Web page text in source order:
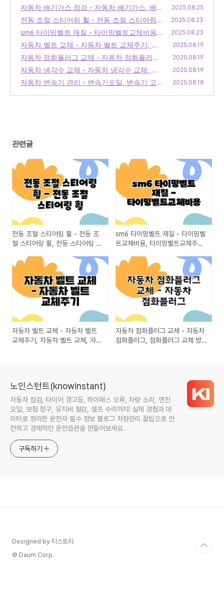
하체 소음, 자동차 쇳소리
(0)
자동차 배기가스 점검 - 자동차 배기가스, 배기
가스 점검, 배기가스 기준, 환경규제, 자동차
검사
(0)
2025.08.25
전동 조절 스티어링 휠 - 전동 조절 스티어링
휠, 전동 스티어링 휠 장점, 차량 스티어링 휠
조절, 커스터마이즈 스티어링 휠, 드라이빙 편
의성
2025.08.23
sm6 타이밍벨트 재질 - 타이밍벨트교체비용,
타이밍벨트교체주기, 타이밍벨트 겉벨트
2025.08.23
자동차 벨트 교체 - 자동차 벨트 교체주기, 자
동차 벨트 교체, 자동차 벨트 교체 비용
(0)
2025.08.19
자동차 점화플러그 교체 - 자동차 점화플러그,
점화플러그 교체 방법, 점화플러그 교체 주기,
자동차 점화 시스템, 점화플러그 종류
2025.08.19
자동차 냉각수 교체 - 자동차 냉각수 교체, 냉
각수 점검, 자동차 냉각수 종류, 냉각수 교체
2025.08.19
자동차 변속기 관리 - 변속기오일, 변속기 고
2025.08.18
관련글
전동 조절 스티어링 휠 - 전동 조
절 스티어링 휠, 전동 스티어링 휠
스터마이즈 스티어링 휠, 드라이
sm6 타이밍벨트 재질 - 타이밍벨
트교체비용, 타이밍벨트교체주기,
자동차 벨트 교체 - 자동차 벨트
교체주기, 자동차 벨트 교체, 자동
자동차 점화플러그 교체 - 자동차
점화플러그, 점화플러그 교체 방
노인스턴트(knowinstant)
자동차 점검, 타이어 경고등, 하이패스 오류, 차량 소리, 엔진
오일, 보험 청구, 유지비 절감, 셀프 수리까지! 실제 경험과 데
이터로 정리한 운전자 필수 정보 블로그 차량관리 꿀팁으로 안
전하고 경제적인 운전습관을 만들어보세요.
구독하기
Designed by 티스토리
© Daum Corp.